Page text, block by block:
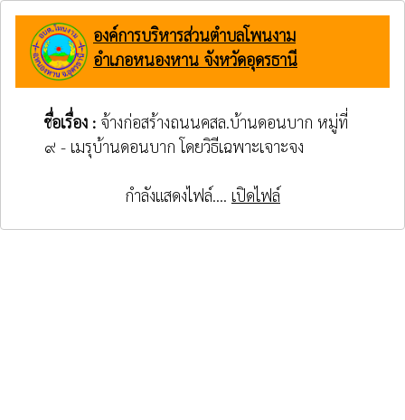
องค์การบริหารส่วนตำบลโพนงาม
อำเภอหนองหาน จังหวัดอุดรธานี
ชื่อเรื่อง : จ้างก่อสร้างถนนคสล.บ้านดอนบาก หมู่ที่
๙ - เมรุบ้านดอนบาก โดยวิธีเฉพาะเจาะจง
กำลังแสดงไฟล์.... เปิดไฟล์